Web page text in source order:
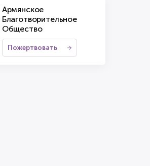
Армянское
Благотворительное
Общество
Пожертвовать